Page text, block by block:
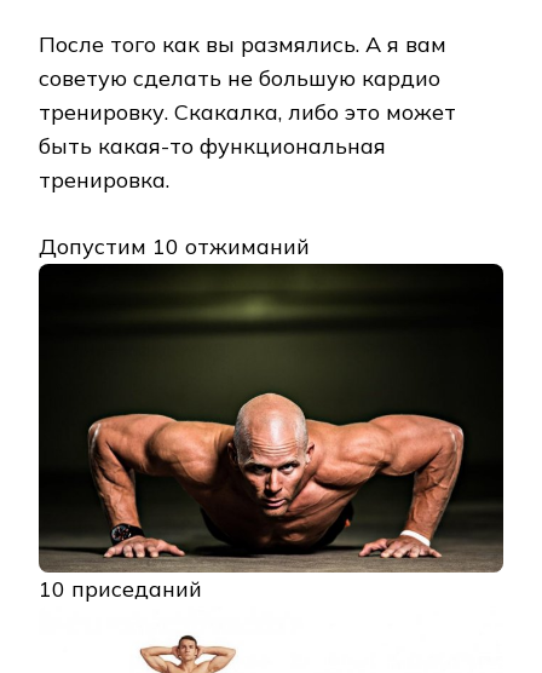
После того как вы размялись. А я вам
советую сделать не большую кардио
тренировку. Скакалка, либо это может
быть какая-то функциональная
тренировка.
Допустим 10 отжиманий
10 приседаний